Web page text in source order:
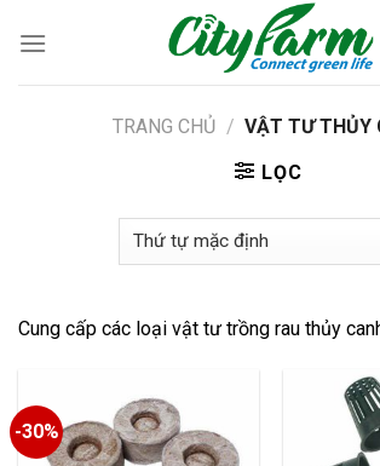
TRANG CHỦ / VẬT TƯ THỦY
LỌC
Cung cấp các loại vật tư trồng rau thủy
-30%